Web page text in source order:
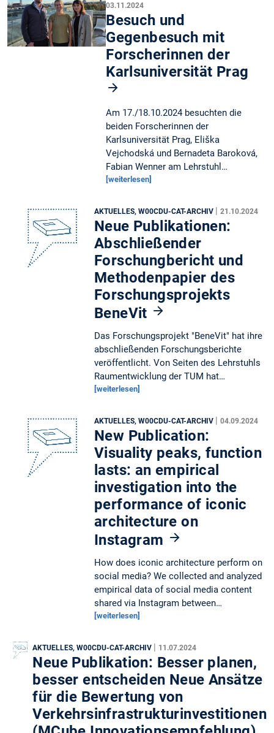
03.11.2024
Besuch und
Gegenbesuch mit
Forscherinnen der
Karlsuniversität Prag
Am 17./18.10.2024 besuchten die
beiden Forscherinnen der
Karlsuniversität Prag, Eliška
Vejchodská und Bernadeta Baroková,
Fabian Wenner am Lehrstuhl…
[weiterlesen]
AKTUELLES, W00CDU-CAT-ARCHIV | 21.10.2024
Neue Publikationen:
Abschließender
Forschungbericht und
Methodenpapier des
Forschungsprojekts
BeneVit
Das Forschungsprojekt "BeneVit" hat ihre
abschließenden Forschungsberichte
veröffentlicht. Von Seiten des Lehrstuhls
Raumentwicklung der TUM hat…
[weiterlesen]
AKTUELLES, W00CDU-CAT-ARCHIV | 04.09.2024
New Publication:
Visuality peaks, function
lasts: an empirical
investigation into the
performance of iconic
architecture on
Instagram
How does iconic architecture perform on
social media? We collected and analyzed
empirical data of social media content
shared via Instagram between…
[weiterlesen]
AKTUELLES, W00CDU-CAT-ARCHIV | 11.07.2024
Neue Publikation: Besser planen,
besser entscheiden Neue Ansätze
für die Bewertung von
Verkehrsinfrastrukturinvestitionen